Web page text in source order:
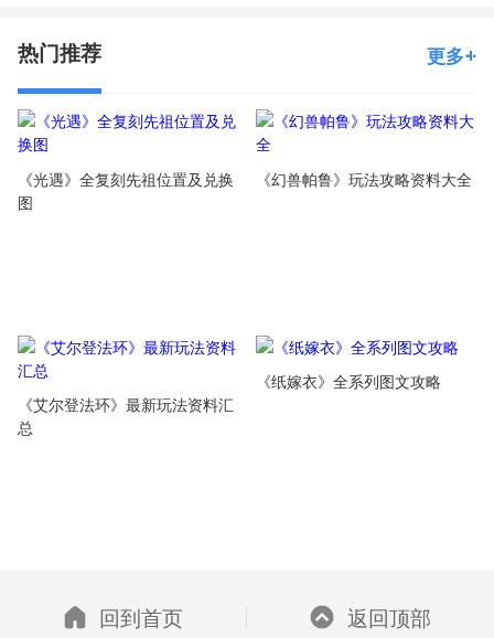
热门推荐 更多
《光遇》全复刻先祖位置及兑换
图
《幻兽帕鲁》玩法攻略资料大全
《艾尔登法环》最新玩法资料汇
总
《纸嫁衣》全系列图文攻略
回到首页 返回顶部